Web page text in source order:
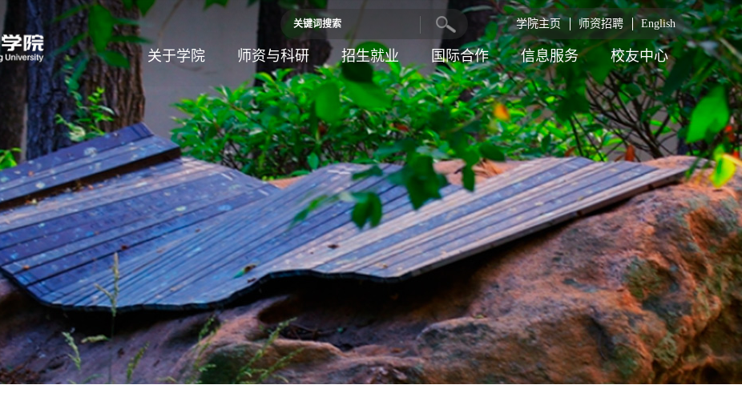
学院主页 师资招聘 English
关于学院 师资与科研 招生就业 国际合作 信息服务 校友中心